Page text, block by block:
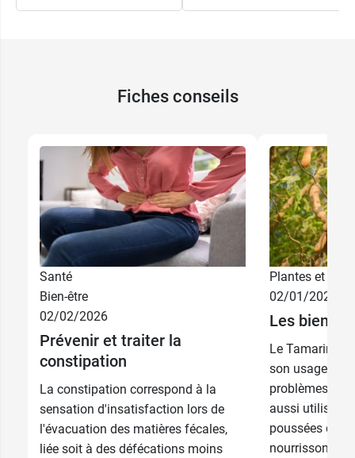
Fiches conseils
Santé
Bien-être
02/02/2026
Prévenir et traiter la
constipation
La constipation correspond à la
sensation d'insatisfaction lors de
l'évacuation des matières fécales,
liée soit à des défécations moins
Plantes et
02/01/2026
Les
Le Tamarin
son usage
problèmes de
aussi utilisé
poussées
nourrisson, la